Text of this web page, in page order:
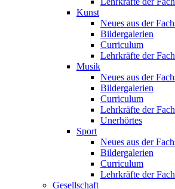
Kunst
Neues aus der
Bildergalerien
Curriculum
Lehrkräfte der
Musik
Neues aus der
Bildergalerien
Curriculum
Lehrkräfte der
Unerhörtes
Sport
Neues aus der
Bildergalerien
Curriculum
Lehrkräfte der
Gesellschaft